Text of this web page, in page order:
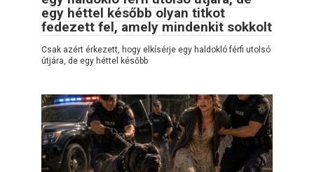
egy héttel később olyan titkot
fedezett fel, amely mindenkit sokkolt
Csak azért érkezett, hogy elkísérje egy haldokló férfi utolsó
útjára, de egy héttel később